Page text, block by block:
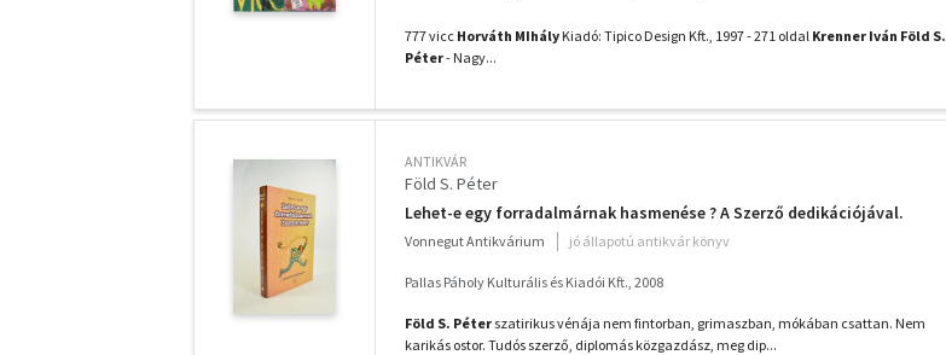
777 vicc Horváth MIhály Kiadó: Tipico Design Kft., 1997 - 271 oldal Krenner Iván Föld S.
Péter- Nagy...
ANTIKVÁR
Föld S. Péter
Lehet-e egy forradalmárnak hasmenése ? A Szerző dedikációjával.
Vonnegut Antikvárium jó állapotú antikvár könyv
Pallas Páholy Kulturális és Kiadói Kft., 2008
Föld S. Péter szatirikus vénája nem fintorban, grimaszban, mókában csattan. Nem
karikás ostor. Tudós szerző, diplomás közgazdász, meg dip...